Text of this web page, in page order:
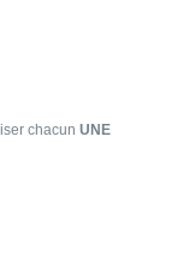
chacun UNE